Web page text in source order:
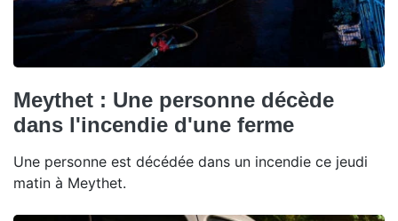
Meythet : Une personne décède
dans l'incendie d'une ferme
Une personne est décédée dans un incendie ce jeudi
matin à Meythet.